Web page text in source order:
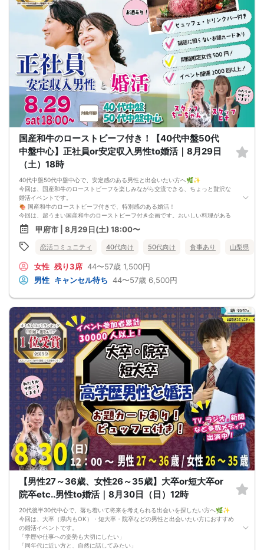
1. ２名様以上でのご参加は必ず同性同士でお申し込みください。
2. 服装の指定はございません。多くのお客様はカジュアルな格好でおこしになら
れています。
3. 開催判断はイベント前日の時点で男性３名・女性３名以上のお申し込みからに
なりますが、当日に参加者のキャンセルで比率が崩れた場合や開催判断人数を下
回った場合、一切返金などの保証はいたしませんのでご了承ください。
4. イベントページ内の「お申し込み状況」等はキャンセルなどで当日の参加人
数、男女比率と異なる可能性がございます。
5. 当日は店舗の外ではなく店舗内で受付いたします。店内に入り店員に「街コン
で来た」旨をお伝えください。
6. お釣りの用意はございませんので、出ないようにご準備お願いします。
7. 当日は年齢確認のできる身分証をお持ちください。イベントの対象年齢でない
ことが発覚した場合、参加費を全額徴収し返金はいたしかねます。
8. 15分以上の遅刻はキャンセルとみなす可能性があります。
9. 当日受付にお越しになってからのキャンセル、途中キャンセルは出来ません。
10. イベント中止に伴うユーザーへの返金額は、チケット代金となり、交通費、宿
泊費、通信費等の返金は行いません。
11. 領収書の発行はいたしかねます。
お申し込みが完了した時点で上記すべての事項に同意したと判断いたします。
国産和牛のローストビーフ付き！【40代中盤50代
中盤中心】正社員or安定収入男性to婚活｜8月29日
（土）18時
40代中盤50代中盤中心で、安定感のある男性と出会いたい方へ🌿✨
今回は、国産和牛のローストビーフを楽しみながら交流できる、ちょっと贅沢な
婚活イベントです。
🍖 国産和牛のローストビーフ付きで、特別感のある婚活！
今回は、超うまい国産和牛のローストビーフ付き企画です。おいしい料理がある
ことで、初対面でも「これ美味しいですね」「お肉好きですか？」など、自然に
会話が広がりやすくなります。
🌿 正社員or安定収入男性と出会いたい方におすすめ！
将来を考えた出会いでは、仕事や生活の安定感を大切にしたい方も多いと思いま
す。
🍻 お酒ありで、リラックスして交流しやすい！
アルコールを楽しみたい方にもおすすめのイベントです。もちろん、お酒を飲ま
💐 40代中盤50代中盤中心で、落ち着いて話しやすい！
仕事、休日の過ごし方、趣味、これからの暮らし方など、自然に話題が広がりや
すい年代です。にぎやかすぎず、落ち着いた雰囲気でお相手の人柄を知りたい方
にもおすすめです。
🌼 【本イベントの3つのおすすめポイント】
・国産和牛のローストビーフ付きで特別感がある！
・正社員or安定収入男性と出会いたい方におすすめ
・40代中盤50代中盤中心で、落ち着いて交流しやすい！
📋 【イベント概要】
所要時間： 約2時間15分
進行形式： グループトーク ＋ 個別トーク
ご飲食： あり（国産和牛のローストビーフなど）
対象： 40代中盤50代中盤中心の独身男女
最少催行人数： 男女各5対5から開催
⚠️ 注意事項【キャンセルポリシー】
開催前日までに最小催行人数（5対5）に満たない場合は中止となります。不催行
の際は前日までにご連絡いたします（急なキャンセルによる不催行時も都度ご連
絡します）。
3日前より発生するキャンセル料については、運営上キャンセル料（活動費）が発
生することがございます。（一般参加費100％）
一度お申し込みをされたパーティーをキャンセルする場合：オミカレのシステム
上「キャンセル処理料（2,000円）」が発生します。
※一度キャンセルしたパーティーを再度ご予約された場合でも、≪キャンセル処理
の回数≫に応じてキャンセル処理費が発生いたします。
キャンセル料の支払いは銀行振り込みとなります。（後日振込先をご連絡させて
頂きます）
申し込み完了はメールにて送らせて頂いております。
甲府市 | 8月29日(土) 18:00〜
恋活コミュニティ 40代向け 50代向け 食事あり 山梨県
女性 残り3席 44〜57歳 1,500円
男性 キャンセル待ち 44〜57歳 6,500円
【男性27～36歳、女性26～35歳】大卒or短大卒or
院卒etc..男性to婚活｜8月30日（日）12時
20代後半30代中心で、落ち着いて将来を考えられる出会いを探したい方へ🌿✨
今回は、大卒（県内もOK）・短大卒・院卒などの男性と出会いたい方におすすめ
の婚活イベントです。
「学歴や仕事への姿勢も大切にしたい」
「同年代に近い方と、自然に話してみたい」